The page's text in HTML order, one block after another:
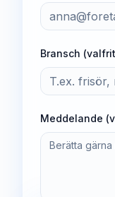
Bransch
Meddelande